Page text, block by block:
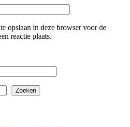
opslaan in deze browser voor de
reactie plaats.
Zoeken